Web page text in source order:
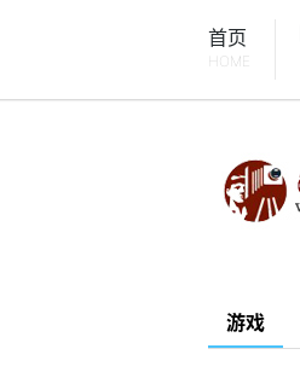
首页
HOME
游戏